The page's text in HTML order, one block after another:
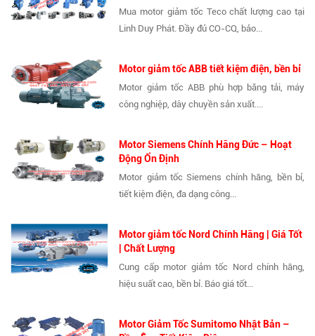
Mua motor giảm tốc Teco chất lượng cao tại
Linh Duy Phát. Đầy đủ CO-CQ, bảo...
Motor giảm tốc ABB tiết kiệm điện, bền bỉ
Motor giảm tốc ABB phù hợp băng tải, máy
công nghiệp, dây chuyền sản xuất....
Motor Siemens Chính Hãng Đức – Hoạt
Động Ổn Định
Motor giảm tốc Siemens chính hãng, bền bỉ,
tiết kiệm điện, đa dạng công...
Motor giảm tốc Nord Chính Hãng | Giá Tốt
| Chất Lượng
Cung cấp motor giảm tốc Nord chính hãng,
hiệu suất cao, bền bỉ. Báo giá tốt...
Motor Giảm Tốc Sumitomo Nhật Bản –